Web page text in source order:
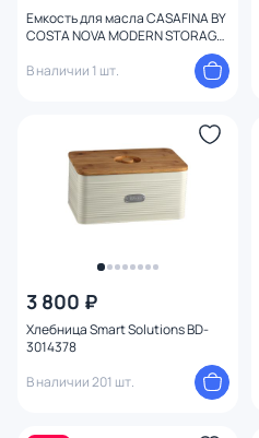
Емкость для масла CASAFINA BY
COSTA NOVA MODERN STORAGE
В наличии 1 шт.
3 800 ₽
Хлебница Smart Solutions BD-
3014378
В наличии 201 шт.